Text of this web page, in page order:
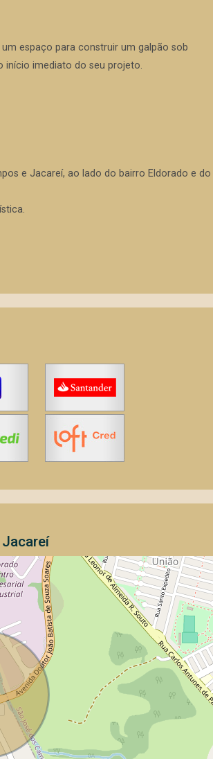
espaço para construir um galpão sob
início imediato do seu projeto.
e Jacareí, ao lado do bairro Eldorado e do